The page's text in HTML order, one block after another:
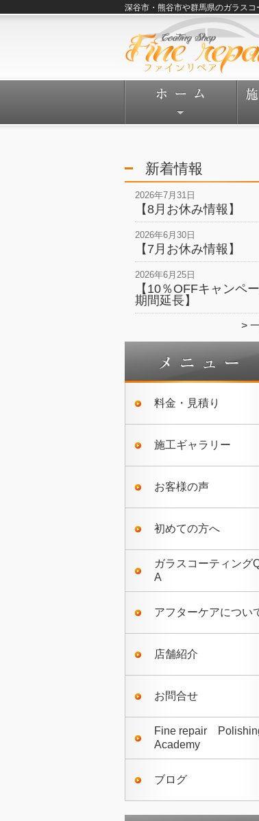
深谷市・熊谷市や群馬県のガラス
新着情報
2026年7月31日
【8月お休み情報】
2026年6月30日
【7月お休み情報】
2026年6月25日
【10％OFFキャンペ
期間延長】
料金・見積り
施工ギャラリー
お客様の声
初めての方へ
ガラスコーティング
A
アフターケアについ
店舗紹介
お問合せ
Fine repair
Academy
ブログ